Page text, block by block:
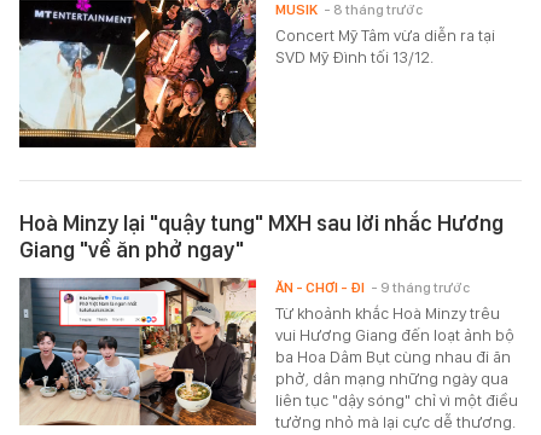
Concert Mỹ Tâm vừa diễn ra tại
SVD Mỹ Đình tối 13/12.
MUSIK - 8 tháng trước
Hoà Minzy lại "quậy tung" MXH sau lời nhắc Hương
Giang "về ăn phở ngay"
Từ khoảnh khắc Hoà Minzy trêu
vui Hương Giang đến loạt ảnh bộ
ba Hoa Dâm Bụt cùng nhau đi ăn
phở, dân mạng những ngày qua
liên tục "dậy sóng" chỉ vì một điều
tưởng nhỏ mà lại cực dễ thương.
ĂN - CHƠI - ĐI - 9 tháng trước